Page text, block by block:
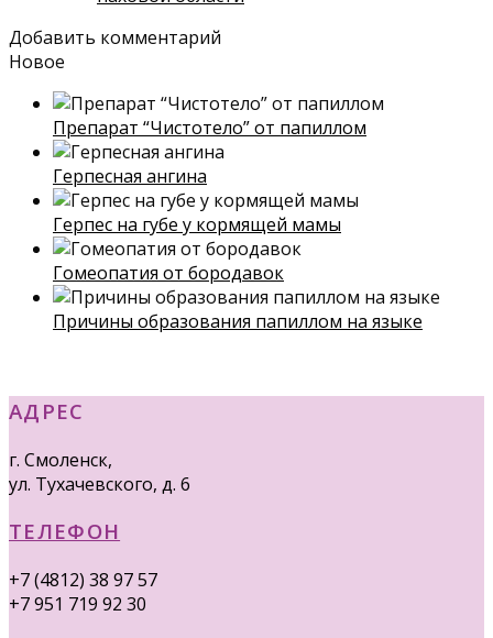
Добавить комментарий
Новое
Препарат “Чистотело” от папиллом
Герпесная ангина
Герпес на губе у кормящей мамы
Гомеопатия от бородавок
Причины образования папиллом на языке
АДРЕС
г. Смоленск,
ул. Тухачевского, д. 6
ТЕЛЕФОН
+7 (4812) 38 97 57
+7 951 719 92 30